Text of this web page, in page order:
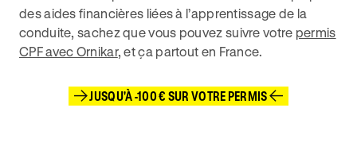
des aides financières liées à l’apprentissage de la
conduite, sachez que vous pouvez suivre votre permis
CPF avec Ornikar, et ça partout en France.
JUSQU'À -100 € SUR VOTRE PERMIS